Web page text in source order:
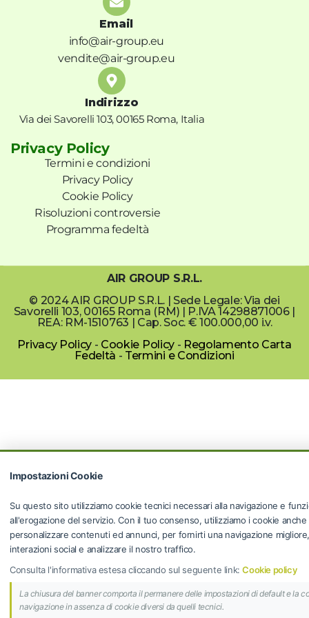
Email
info@air-group.eu
vendite@air-group.eu
Indirizzo
Via dei Savorelli 103, 00165 Roma, Italia
Privacy Policy
Termini e condizioni
Privacy Policy
Cookie Policy
Risoluzioni controversie
Programma fedeltà
AIR GROUP S.R.L.
© 2024 AIR GROUP S.R.L. | Sede Legale: Via dei
Savorelli 103, 00165 Roma (RM) | P.IVA 14298871006 |
REA: RM-1510763 | Cap. Soc. € 100.000,00 i.v.
Privacy Policy - Cookie Policy- Regolamento Carta
Fedeltà - Termini e Condizioni
Impostazioni Cookie
Su questo sito utilizziamo cookie tecnici necessari alla navigazione e
all'erogazione del servizio. Con il tuo consenso, utilizziamo i cookie
personalizzare contenuti ed annunci, per fornirti una navigazione
interazioni social e analizzare il nostro traffico.
Consulta l'informativa estesa cliccando sul seguente link:Cookie policy
La chiusura del banner comporta il permanere delle impostazioni di default e la
navigazione in assenza di cookie diversi da quelli tecnici.